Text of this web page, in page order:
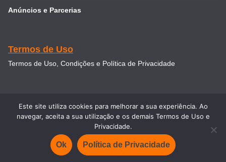
Anúncios e Parcerias
Termos de Uso
Termos de Uso, Condições e Política de Privacidade
Intercâmbio & Viagem
Este site utiliza cookies para melhorar a sua experiência. Ao
navegar, aceita a sua utilização e os demais Termos de Uso e
Privacidade.
Ok Política de Privacidade